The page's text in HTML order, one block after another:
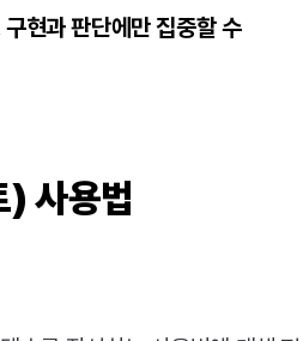
현과 판단에만 집중할 수
사용법